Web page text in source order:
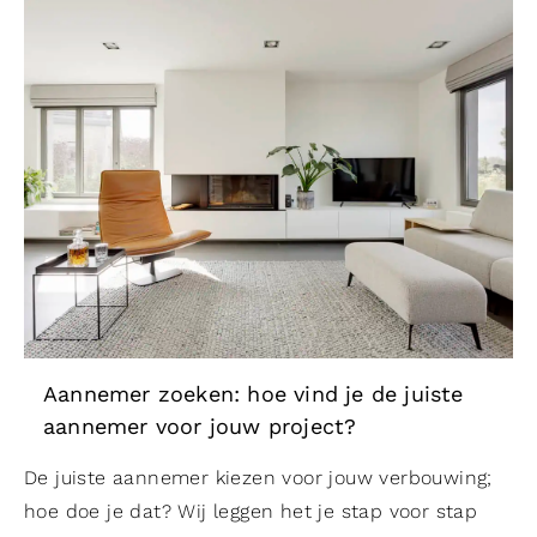
Aannemer zoeken: hoe vind je de juiste
aannemer voor jouw project?
De juiste aannemer kiezen voor jouw verbouwing;
hoe doe je dat? Wij leggen het je stap voor stap